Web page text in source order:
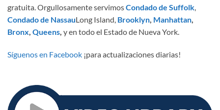
gratuita. Orgullosamente servimosCondado de Suffolk,
Condado de NassauLong Island, Brooklyn, Manhattan,
Bronx, Queens, y en todo el Estado de Nueva York.
Síguenos en Facebook ¡para actualizaciones diarias!